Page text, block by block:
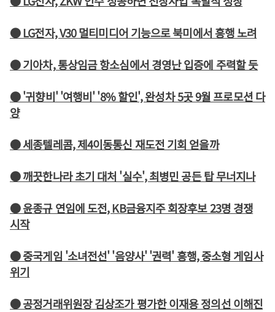
● LG전자, V30 멀티미디어 기능으로 북미에서 흥행 노려
● 기아차, 통상임금 항소심에서 경영난 입증에 주력할 듯
● '귀향비' '여행비' '8% 할인', 완성차 5곳 9월 프로모션 다
양
● 세종텔레콤, 제4이동통신 재도전 기회 얻을까
● 깨끗한나라 초기 대처 '실수', 최병민 공든 탑 무너지나
● 윤종규 연임에 도전, KB금융지주 회장후보 23명 경쟁
시작
● 중국게임 '소녀전선' '음양사' '권력' 흥행, 중소형 게임사
위기
● 공정거래위원장 김상조가 평가한 이재용 정의선 이해진